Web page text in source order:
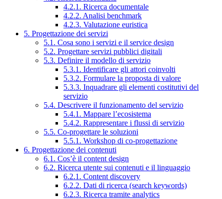
4.2.1. Ricerca documentale
4.2.2. Analisi benchmark
4.2.3. Valutazione euristica
5. Progettazione dei servizi
5.1. Cosa sono i servizi e il service design
5.2. Progettare servizi pubblici digitali
5.3. Definire il modello di servizio
5.3.1. Identificare gli attori coinvolti
5.3.2. Formulare la proposta di valore
5.3.3. Inquadrare gli elementi costitutivi del
servizio
5.4. Descrivere il funzionamento del servizio
5.4.1. Mappare l’ecosistema
5.4.2. Rappresentare i flussi di servizio
5.5. Co-progettare le soluzioni
5.5.1. Workshop di co-progettazione
6. Progettazione dei contenuti
6.1. Cos’è il content design
6.2. Ricerca utente sui contenuti e il linguaggio
6.2.1. Content discovery
6.2.2. Dati di ricerca (search keywords)
6.2.3. Ricerca tramite analytics